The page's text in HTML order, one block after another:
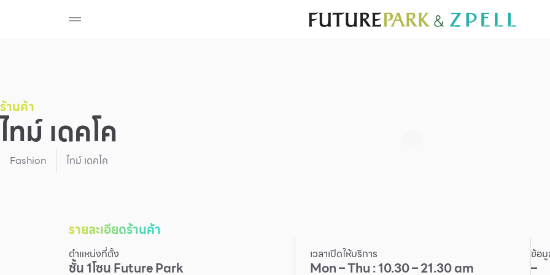
สำหรับนักท่องเที่ยว มีอะไรใหม่ แผนผังร้านค้า
Furniture
ร้านค้า
ไทม์ เดคโค
Fashion ไทม์ เดคโค
รายละเอียดร้านค้า
ตำแหน่งที่ตั้ง
ชั้น1โซนFuture Park
เวลาเปิดให้บริการ
Mon – Thu : 10.30 – 21.30 am
ข้อ
–